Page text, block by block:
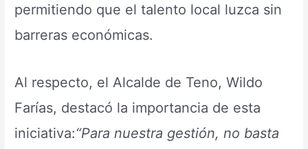
permitiendo que el talento local luzca sin
barreras económicas.
Al respecto, el Alcalde de Teno, Wildo
Farías, destacó la importancia de esta
iniciativa:“Para nuestra gestión, no basta